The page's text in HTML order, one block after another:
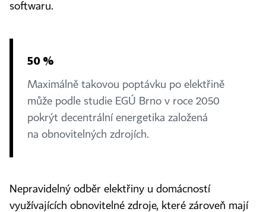
softwaru.
50 %
Maximálně takovou poptávku po elektřině
může podle studie EGÚ Brno v roce 2050
pokrýt decentrální energetika založená
na obnovitelných zdrojích.
Nepravidelný odběr elektřiny u domácností
využívajících obnovitelné zdroje, které zároveň mají